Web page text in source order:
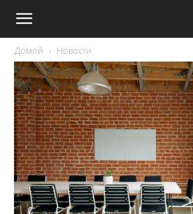
Домой Новости